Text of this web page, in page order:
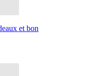
et bon